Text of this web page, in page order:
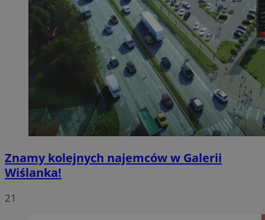
Znamy kolejnych najemców w Galerii
Wiślanka!
21